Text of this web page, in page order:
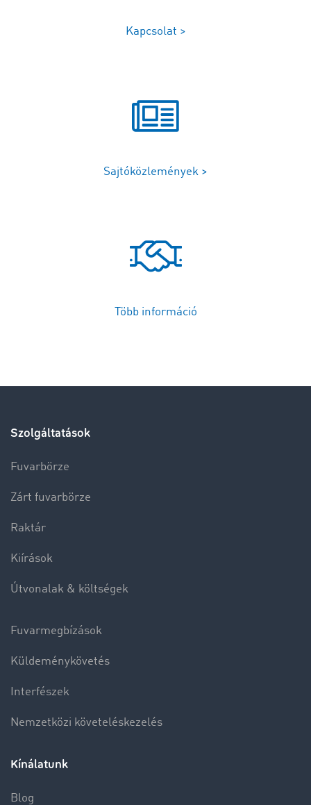
Kapcsolat >
Sajtóközlemények >
Több információ
Szolgáltatások
Fuvarbörze
Zárt fuvarbörze
Raktár
Kiírások
Útvonalak & költségek
Fuvarmegbízások
Küldeménykövetés
Interfészek
Nemzetközi követeléskezelés
Kínálatunk
Blog